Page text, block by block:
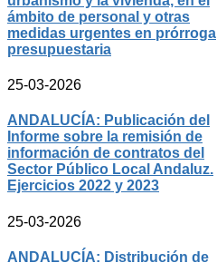
ámbito de personal y otras
medidas urgentes en prórroga
presupuestaria
25-03-2026
ANDALUCÍA: Publicación del
Informe sobre la remisión de
información de contratos del
Sector Público Local Andaluz.
Ejercicios 2022 y 2023
25-03-2026
ANDALUCÍA: Distribución de